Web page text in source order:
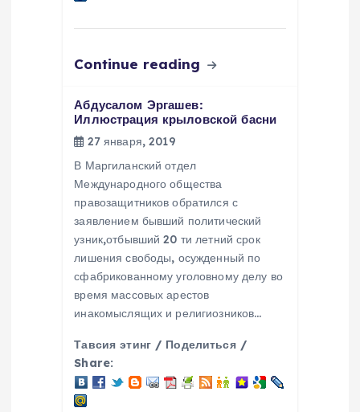
Continue reading
Абдусалом Эргашев:
Иллюстрация крыловской басни
27 января, 2019
В Маргиланский отдел
Международного общества
правозащитников обратился с
заявлением бывший политический
узник,отбывший 20 ти летний срок
лишения свободы, осужденный по
сфабрикованному уголовному делу во
время массовых арестов
инакомыслящих и религиозников…
Тавсия этинг / Поделиться /
Share: